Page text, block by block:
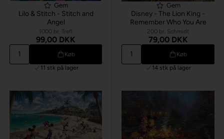
Gem
Lilo & Stitch - Stitch and
Angel
1000 br. Trefl
99,00 DKK
Køb
11 stk på lager
Gem
Disney - The Lion King -
Remember Who You Are
200 br. Schmidt
79,00 DKK
Køb
14 stk på lager